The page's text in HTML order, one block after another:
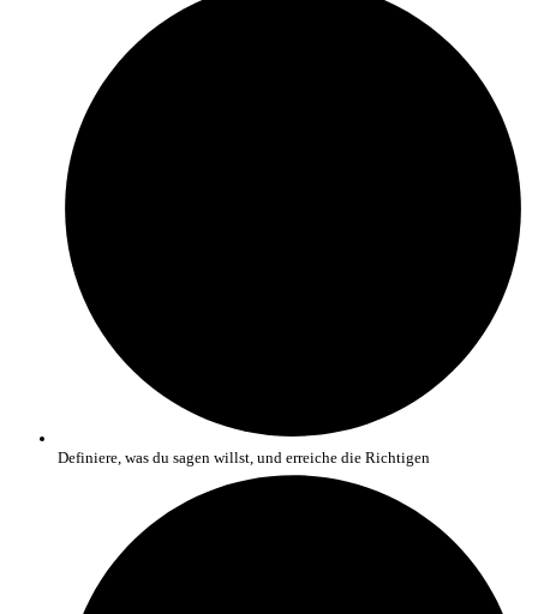
Definiere, was du sagen willst, und erreiche die Richtigen